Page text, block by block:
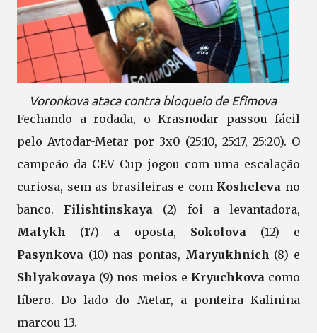
Voronkova ataca contra bloqueio de Efimova
Fechando a rodada, o Krasnodar passou fácil
pelo Avtodar-Metar por 3x0 (25:10, 25:17, 25:20). O
campeão da CEV Cup jogou com uma escalação
curiosa, sem as brasileiras e com Kosheleva no
banco. Filishtinskaya (2) foi a levantadora,
Malykh (17) a oposta, Sokolova(12) e
Pasynkova (10) nas pontas, Maryukhnich (8) e
Shlyakovaya (9) nos meios e Kryuchkova como
líbero. Do lado do Metar, a ponteira Kalinina
marcou 13.